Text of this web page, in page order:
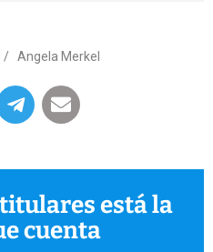
/ Angela Merkel
está la
cuenta